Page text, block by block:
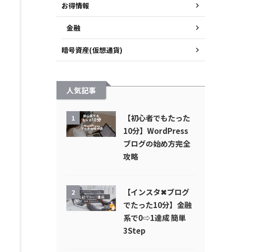
お得情報
金融
暗号資産(仮想通貨)
人気記事
1
【初心者でもたった
10分】WordPress
ブログの始め方完全
攻略
2
【インスタ✖︎ブログ
でたった10分】金融
系で0⇨1達成 簡単
3Step